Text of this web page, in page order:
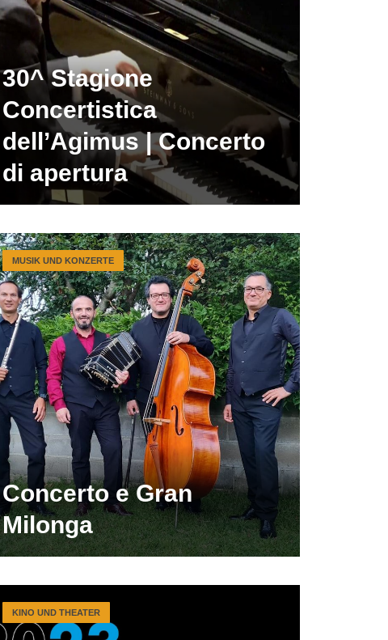
30^ Stagione
Concertistica
dell’Agimus | Concerto
di apertura
Concerto e Gran
Milonga
MUSIK UND KONZERTE
KINO UND THEATER